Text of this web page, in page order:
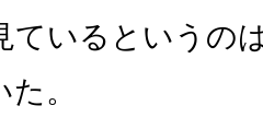
ているというの
。